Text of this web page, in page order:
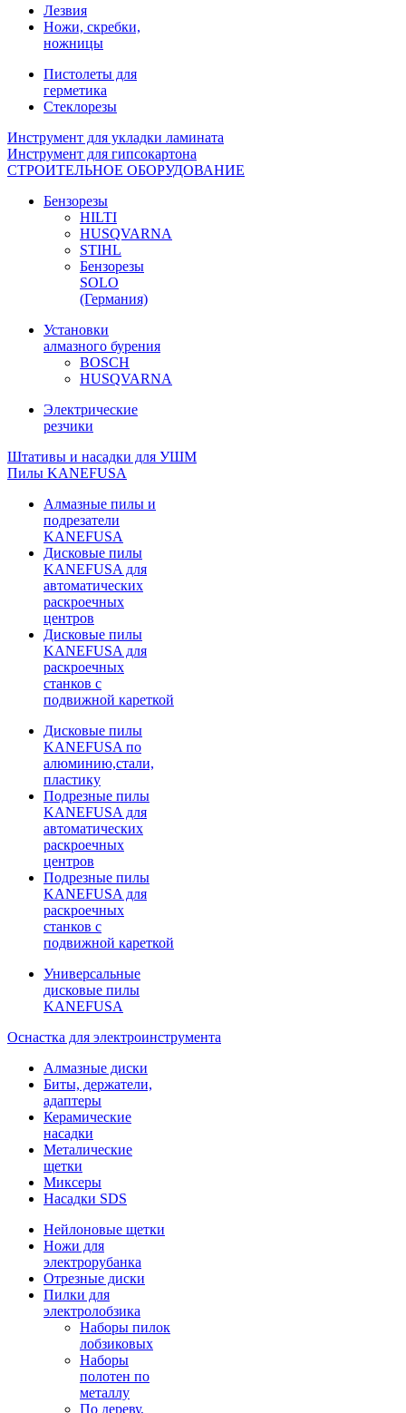
Лезвия
Ножи, скребки,
ножницы
Пистолеты для
герметика
Стеклорезы
Инструмент для укладки ламината
Инструмент для гипсокартона
СТРОИТЕЛЬНОЕ ОБОРУДОВАНИЕ
Бензорезы
HILTI
HUSQVARNA
STIHL
Бензорезы
SOLO
(Германия)
Установки
алмазного бурения
BOSCH
HUSQVARNA
Электрические
резчики
Штативы и насадки для УШМ
Пилы KANEFUSA
Алмазные пилы и
подрезатели
KANEFUSA
Дисковые пилы
KANEFUSA для
автоматических
раскроечных
центров
Дисковые пилы
KANEFUSA для
раскроечных
станков с
подвижной кареткой
Дисковые пилы
KANEFUSA по
алюминию,стали,
пластику
Подрезные пилы
KANEFUSA для
автоматических
раскроечных
центров
Подрезные пилы
KANEFUSA для
раскроечных
станков с
подвижной кареткой
Универсальные
дисковые пилы
KANEFUSA
Оснастка для электроинструмента
Алмазные диски
Биты, держатели,
адаптеры
Керамические
насадки
Металические
щетки
Миксеры
Насадки SDS
Нейлоновые щетки
Ножи для
электрорубанка
Отрезные диски
Пилки для
электролобзика
Наборы пилок
лобзиковых
Наборы
полотен по
металлу
По дереву,